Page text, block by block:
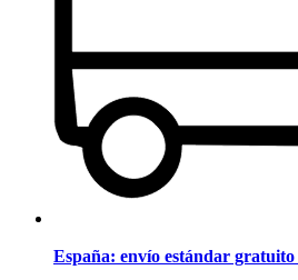
España: envío estándar gratuito